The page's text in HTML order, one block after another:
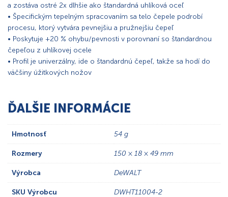
a zostáva ostré 2x dlhšie ako štandardná uhlíková oceľ
• Špecifickým tepelným spracovaním sa telo čepele podrobí
procesu, ktorý vytvára pevnejšiu a pružnejšiu čepeľ
• Poskytuje +20 % ohybu/pevnosti v porovnaní so štandardnou
čepeľou z uhlíkovej ocele
• Profil je univerzálny, ide o štandardnú čepeľ, takže sa hodí do
väčšiny úžitkových nožov
ĎALŠIE INFORMÁCIE
Hmotnosť 54 g
Rozmery 150 × 18 × 49 mm
Výrobca DeWALT
SKU Výrobcu DWHT11004-2